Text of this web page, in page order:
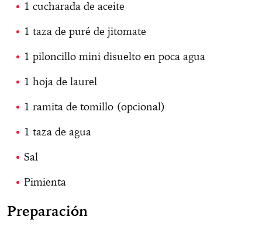
1 cucharada de aceite
1 taza de puré de jitomate
1 piloncillo mini disuelto en poca agua
1 hoja de laurel
1 ramita de tomillo (opcional)
1 taza de agua
Sal
Pimienta
Preparación